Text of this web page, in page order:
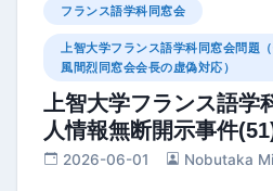
フランス語学科同窓会
上智大学フランス語学科同窓会問題
風間烈同窓会会長の虚偽対応）
上智大学フランス語学
人情報無断開示事件
2026-06-01 Nobutaka